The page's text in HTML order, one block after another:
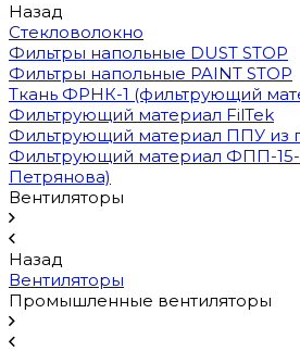
Назад
Стекловолокно
Фильтры напольные DUST STOP
Фильтры напольные PAINT STOP
Ткань ФРНК-1 (фильтрующий
Фильтрующий материал FilTek
Фильтрующий материал ППУ из
Фильтрующий материал ФПП-15-
Петрянова)
Вентиляторы
Назад
Вентиляторы
Промышленные вентиляторы